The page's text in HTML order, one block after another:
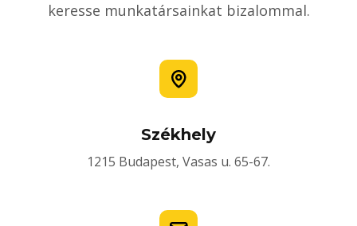
keresse munkatársainkat bizalommal.
Székhely
1215 Budapest, Vasas u. 65-67.